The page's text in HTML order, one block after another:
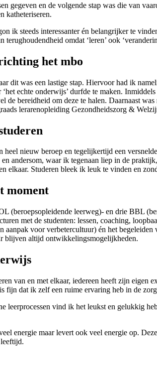
gegeven en de volgende stap was die van
katheteriseren.
ik steeds interessanter én belangrijker te
omdat ‘leren’ ook
het mbo
dit was een lastige stap. Hiervoor had ik
‘het echte onderwijs’ durfde te maken.
de bereidheid om deze te halen. Daarnaast
lerarenopleiding Gezondheidszorg &
heel nieuw beroep en tegelijkertijd een
andersom, waar ik tegenaan liep in de
elkaar. Studeren bleek ik leuk te vinden en
moment
(beroepsopleidende leerweg)- en drie BBL
met de studenten: lessen, coaching,
aanpak voor verbetercultuur) én het
blijven altijd ontwikkelingsmogelijkheden.
van en met elkaar, iedereen heeft zijn
fijn dat ik zelf een ruime ervaring heb in de
leerprocessen vind ik het leukst en gelukkig
energie maar levert ook veel energie op.